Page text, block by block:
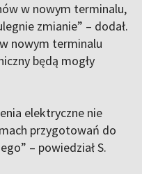
w nowym terminalu,
zmianie” – dodał.
nowym terminalu
będą mogły
elektryczne nie
przygotowań do
– powiedział S.